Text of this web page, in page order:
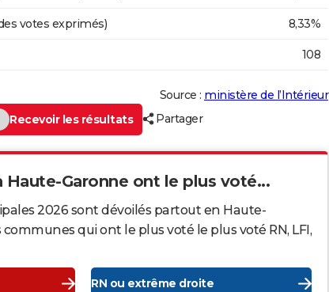
votes exprimés) 8,33%
108
Source : ministère de l’Intérieur
Recevoir les résultats
Partager
Haute-Garonne ont le plus voté...
2026 sont dévoilés partout en Haute-
qui ont le plus voté le plus voté RN, LFI,
RN ou extrême droite